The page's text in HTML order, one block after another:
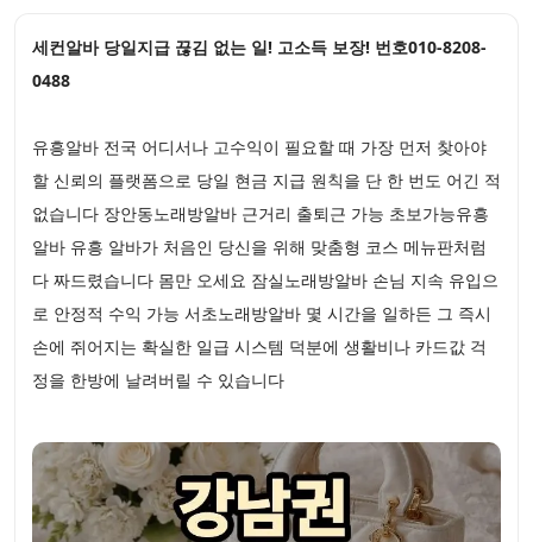
세컨알바 당일지급 끊김 없는 일! 고소득 보장! 번호010-8208-
0488
유흥알바 전국 어디서나 고수익이 필요할 때 가장 먼저 찾아야
할 신뢰의 플랫폼으로 당일 현금 지급 원칙을 단 한 번도 어긴 적
없습니다 장안동노래방알바 근거리 출퇴근 가능 초보가능유흥
알바 유흥 알바가 처음인 당신을 위해 맞춤형 코스 메뉴판처럼
다 짜드렸습니다 몸만 오세요 잠실노래방알바 손님 지속 유입으
로 안정적 수익 가능 서초노래방알바 몇 시간을 일하든 그 즉시
손에 쥐어지는 확실한 일급 시스템 덕분에 생활비나 카드값 걱
정을 한방에 날려버릴 수 있습니다